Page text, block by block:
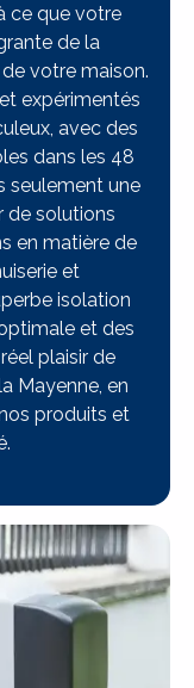
ce que votre
de la
votre maison.
expérimentés
avec des
dans les 48
seulement une
de solutions
en matière de
et
isolation
et des
plaisir de
Mayenne, en
produits et